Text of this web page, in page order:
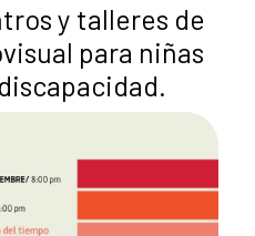
y talleres de
para niñas